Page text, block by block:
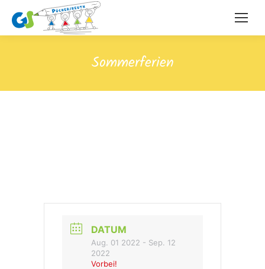
Sommerferien
DATUM
Aug. 01 2022 - Sep. 12
2022
Vorbei!